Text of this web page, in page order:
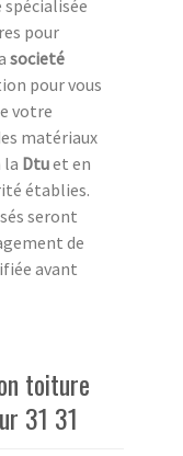
pour
societé
pour vous
votre
matériaux
la Dtuet en
établies.
seront
de
avant
toiture
31 31